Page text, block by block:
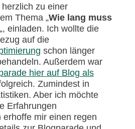
zu einer
Thema „Wie lang muss
„, einladen. Ich wollte die
auf die
schon länger
Außerdem war
hier auf Blog als
Zumindest in
Aber ich möchte
Erfahrungen
erhoffe mir einen regen